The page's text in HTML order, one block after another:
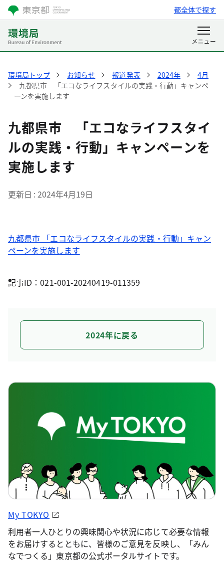
都全体で探す
環境局トップ お知らせ 報道発表 2024年
4月
九都県市 「エコなライフスタイルの実践・行動」キャンペ
ーンを実施します
九都県市 「エコなライフスタイ
ルの実践・行動」キャンペーンを
実施します
更新日 2024年4月19日
九都県市 「エコなライフスタイルの実践・行動」キャン
ペーンを実施します
記事ID：021-001-20240419-011359
2024年に戻る
My TOKYO
利用者一人ひとりの興味関心や状況に応じて必要な情報
をお届けするとともに、皆様のご意見を反映し、「みん
なでつくる」東京都の公式ポータルサイトです。